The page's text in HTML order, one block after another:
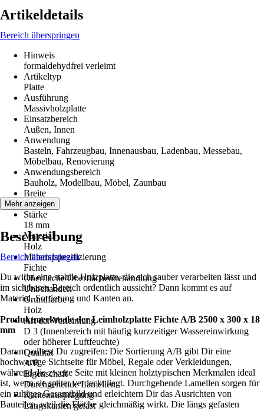
Artikeldetails
Bereich überspringen
Hinweis
formaldehydfrei verleimt
Artikeltyp
Platte
Ausführung
Massivholzplatte
Einsatzbereich
Außen, Innen
Anwendung
Basteln, Fahrzeugbau, Innenausbau, Ladenbau, Messebau,
Möbelbau, Renovierung
Anwendungsbereich
Bauholz, Modellbau, Möbel, Zaunbau
Breite
300 mm
Stärke
18 mm
Material
Holz
Materialspezifizierung
Fichte
Oberfläche/Oberflächenbehandlung
Unbehandelt
Grundfarbe
Holz
Art der Verleimung
D 3 (Innenbereich mit häufig kurzzeitiger Wassereinwirkung
oder höherer Luftfeuchte)
Qualität
A/B
Eigenschaft
Durchgehende Lamellen
Kantenausprägung
Längskanten gefast
Mehr anzeigen
Beschreibung
Bereich überspringen
Du willst eine stabile Holzplatte, die sich sauber verarbeiten lässt und
im sichtbaren Bereich ordentlich aussieht? Dann kommt es auf
Material, Sortierung und Kanten an.
Produktmerkmale derLeimholzplatte Fichte A/B 2500 x 300 x 18
mm
Darum solltest Du zugreifen: Die Sortierung A/B gibt Dir eine
hochwertige Sichtseite für Möbel, Regale oder Verkleidungen,
während die zweite Seite mit kleinen holztypischen Merkmalen ideal
ist, wenn sie später verdeckt liegt. Durchgehende Lamellen sorgen für
ein ruhiges Gesamtbild und erleichtern Dir das Ausrichten von
Bauteilen, weil die Fläche gleichmäßig wirkt. Die längs gefasten